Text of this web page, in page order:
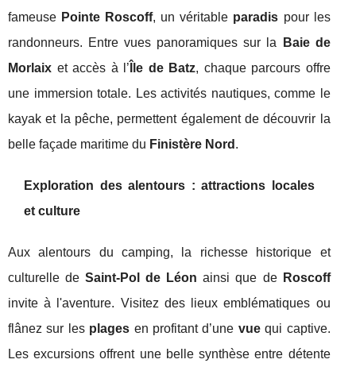
fameuse Pointe Roscoff, un véritable paradis pour les
randonneurs. Entre vues panoramiques sur la
Baie de
Morlaix et accès à l’ Île de Batz, chaque parcours offre
une immersion totale. Les activités nautiques, comme le
kayak et la pêche, permettent également de découvrir la
belle façade maritime du Finistère Nord .
Exploration des alentours : attractions locales
et culture
Aux alentours du camping, la richesse historique et
culturelle deSaint-Pol de Léon ainsi que de Roscoff
invite à l'aventure. Visitez des lieux emblématiques ou
flânez sur les plages en profitant d’une vuequi captive.
Les excursions offrent une belle synthèse entre détente